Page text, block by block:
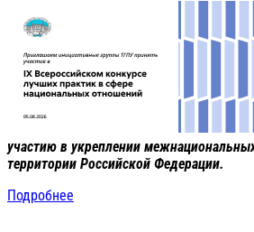
участию в укреплении
территории Российской Федерации.
Подробнее